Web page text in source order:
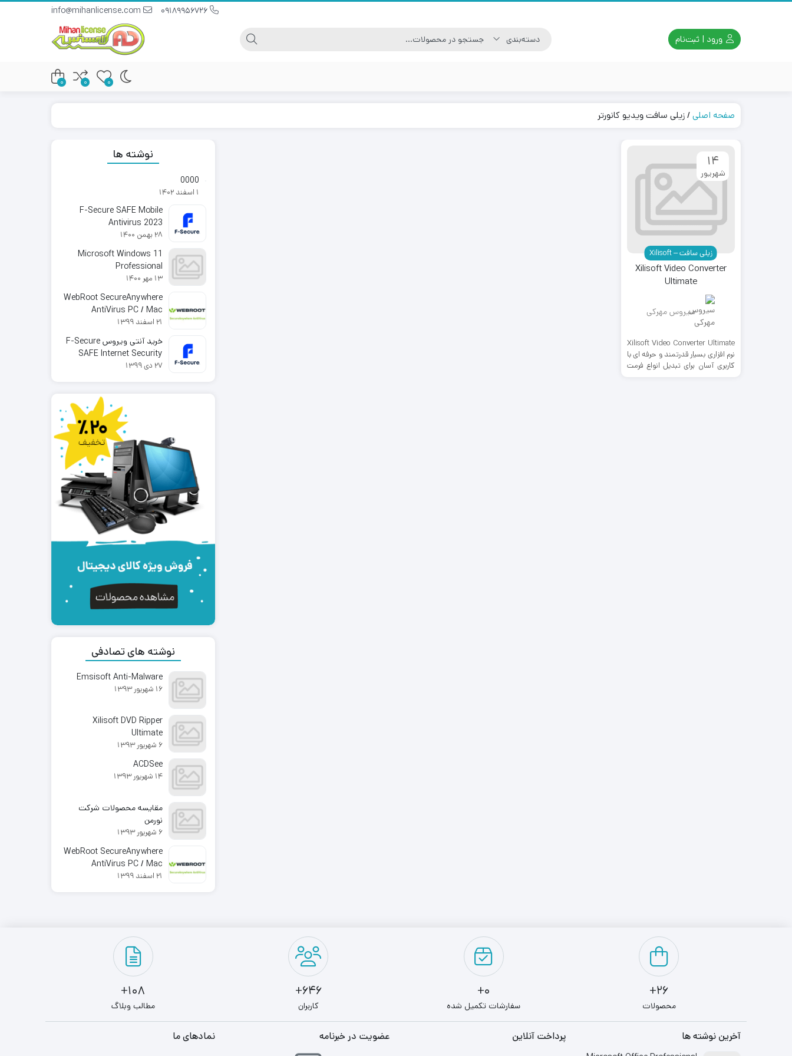
ورود | ثبت‌نام
0
0
0
صفحه اصلی/زیلی سافت ویدیو کانورتر
زیلی سافت – Xilisoft
14
شهریور
Xilisoft Video Converter
Ultimate
سیروس مهرکی
Xilisoft Video Converter Ultimate
نرم افزاری بسیار قدرتمند و حرفه ای با
کاربری آسان برای تبدیل انواع فرمت
نوشته ها
0000
1 اسفند 1402
F-Secure SAFE Mobile
Antivirus 2023
28 بهمن 1400
Microsoft Windows 11
Professional
13 مهر 1400
WebRoot SecureAnywhere
AntiVirus PC / Mac
21 اسفند 1399
خرید آنتی ویروس F-Secure
SAFE Internet Security
2025
27 دی 1399
نوشته های تصادفی
Emsisoft Anti-Malware
16 شهریور 1393
Xilisoft DVD Ripper
Ultimate
6 شهریور 1393
ACDSee
14 شهریور 1393
مقایسه محصولات شرکت
نورمن
6 شهریور 1393
WebRoot SecureAnywhere
AntiVirus PC / Mac
21 اسفند 1399
26+
محصولات
0+
سفارشات تکمیل شده
646+
کاربران
108+
مطالب وبلاگ
آخرین نوشته ها پرداخت آنلاین عضویت در خبرنامه نمادهای ما